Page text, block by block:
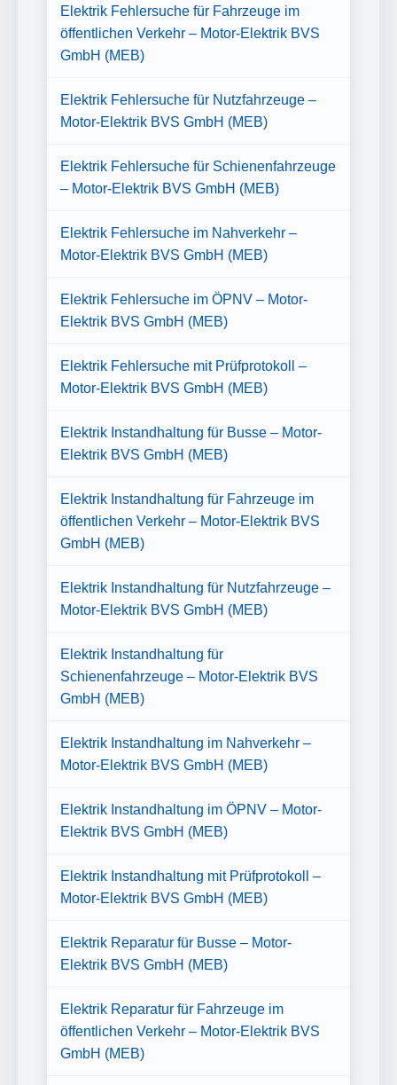
Elektrik Fehlersuche für Fahrzeuge im
öffentlichen Verkehr – Motor-Elektrik BVS
GmbH (MEB)
Elektrik Fehlersuche für Nutzfahrzeuge –
Motor-Elektrik BVS GmbH (MEB)
Elektrik Fehlersuche für Schienenfahrzeuge
– Motor-Elektrik BVS GmbH (MEB)
Elektrik Fehlersuche im Nahverkehr –
Motor-Elektrik BVS GmbH (MEB)
Elektrik Fehlersuche im ÖPNV – Motor-
Elektrik BVS GmbH (MEB)
Elektrik Fehlersuche mit Prüfprotokoll –
Motor-Elektrik BVS GmbH (MEB)
Elektrik Instandhaltung für Busse – Motor-
Elektrik BVS GmbH (MEB)
Elektrik Instandhaltung für Fahrzeuge im
öffentlichen Verkehr – Motor-Elektrik BVS
GmbH (MEB)
Elektrik Instandhaltung für Nutzfahrzeuge –
Motor-Elektrik BVS GmbH (MEB)
Elektrik Instandhaltung für
Schienenfahrzeuge – Motor-Elektrik BVS
GmbH (MEB)
Elektrik Instandhaltung im Nahverkehr –
Motor-Elektrik BVS GmbH (MEB)
Elektrik Instandhaltung im ÖPNV – Motor-
Elektrik BVS GmbH (MEB)
Elektrik Instandhaltung mit Prüfprotokoll –
Motor-Elektrik BVS GmbH (MEB)
Elektrik Reparatur für Busse – Motor-
Elektrik BVS GmbH (MEB)
Elektrik Reparatur für Fahrzeuge im
öffentlichen Verkehr – Motor-Elektrik BVS
GmbH (MEB)